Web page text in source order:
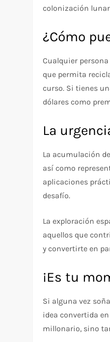
colonización
¿Cómo
Cualquier
que permita
curso. Si tienes
dólares como
La
La acumulación
así como
aplicaciones
desafío.
La exploración
aquellos que
y convertirte en
¡Es tu
Si alguna vez
idea convertida
millonario, sino